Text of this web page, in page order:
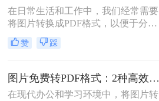
在日常生活和工作中，我们经常需要
将图片转换成PDF格式，以便于分
享、打印或存档。那么如何把图片转
换成PDF呢？本文将介绍两种常用的
赞 踩
图片免费转PDF格式：2种高效方法的转换速度和画质损失对比！
在现代办公和学习环境中，将图片转